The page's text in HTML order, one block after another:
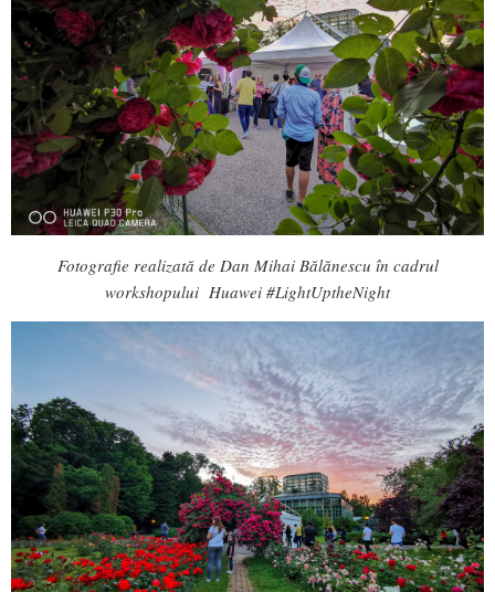
Fotografie realizată de Dan Mihai Bălănescu în cadrul
workshopului Huawei #LightUptheNight